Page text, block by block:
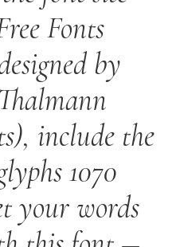
Fonts
by
include the
1070
your words